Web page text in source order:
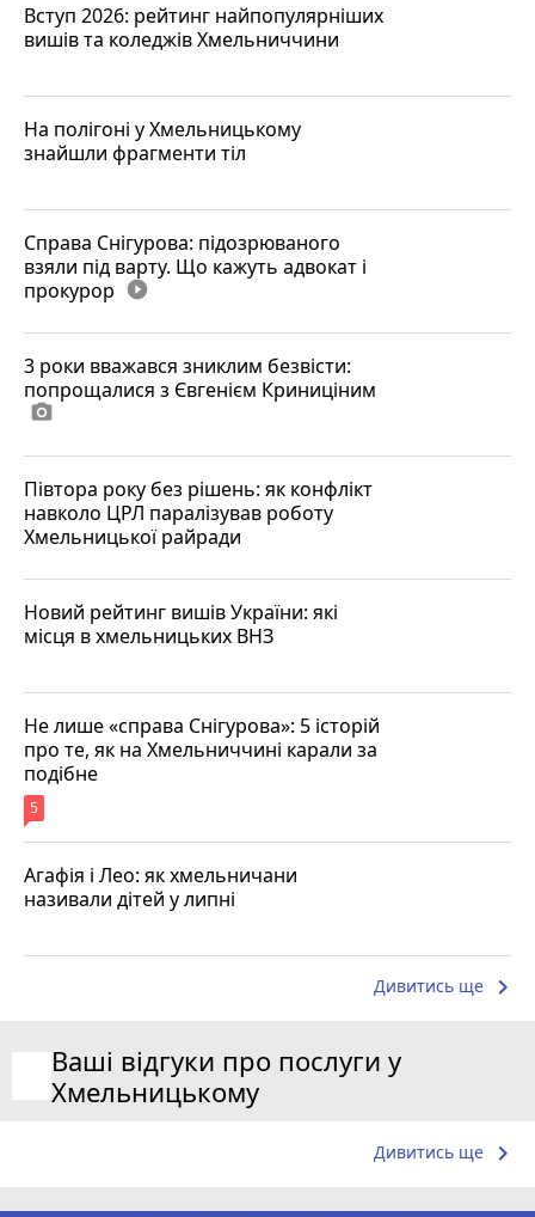
Вступ 2026: рейтинг найпопулярніших
вишів та коледжів Хмельниччини
На полігоні у Хмельницькому
знайшли фрагменти тіл
Справа Снігурова: підозрюваного
взяли під варту. Що кажуть адвокат і
прокурор play_circle_filled
3 роки вважався зниклим безвісти:
попрощалися з Євгенієм Криниціним
photo_camera
Півтора року без рішень: як конфлікт
навколо ЦРЛ паралізував роботу
Хмельницької райради
Новий рейтинг вишів України: які
місця в хмельницьких ВНЗ
Не лише «справа Снігурова»: 5 історій
про те, як на Хмельниччині карали за
подібне
5
Агафія і Лео: як хмельничани
називали дітей у липні
Дивитись ще keyboard_arrow_right
Ваші відгуки про послуги у
Хмельницькому
Дивитись ще keyboard_arrow_right